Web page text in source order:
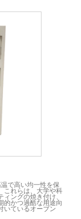
で高い均一性を保
これらは、大学や科
ィングの焼き付け、
的かつ過酷な用途向
いているオーブン